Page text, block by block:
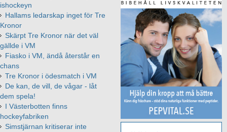
ishockeyn
Hallams ledarskap inget för Tre
Kronor
Skärpt Tre Kronor när det väl
gällde i VM
Fiasko i VM, ändå återstår en
chans
Tre Kronor i ödesmatch i VM
De kan, de vill, de vågar - låt
dem spela!
I Västerbotten finns
hockeyfabriken
Simstjärnan kritiserar inte